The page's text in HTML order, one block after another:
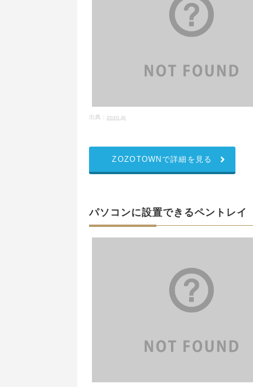
出典： zozo.jp
ZOZOTOWNで詳細を見る
パソコンに設置できるペントレイ